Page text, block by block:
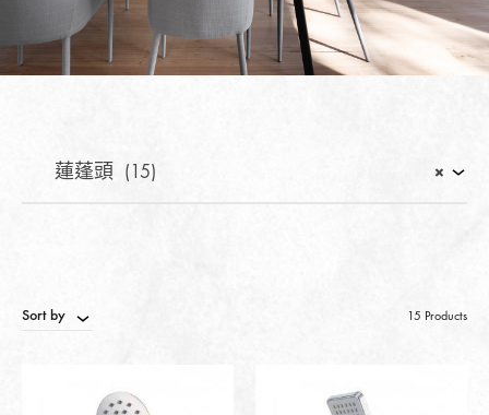
×
蓮蓬頭 (15)
Sort by 15 Products